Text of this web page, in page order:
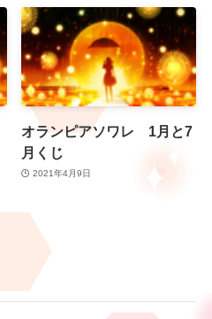
オランピアソワレ 1月と7
月くじ
2021年4月9日